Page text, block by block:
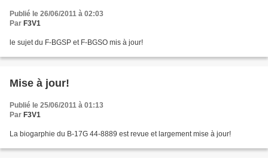
Publié le 26/06/2011 à 02:03
Par F3V1
le sujet du F-BGSP et F-BGSO mis à jour!
Mise à jour!
Publié le 25/06/2011 à 01:13
Par F3V1
La biogarphie du B-17G 44-8889 est revue et largement mise à jour!